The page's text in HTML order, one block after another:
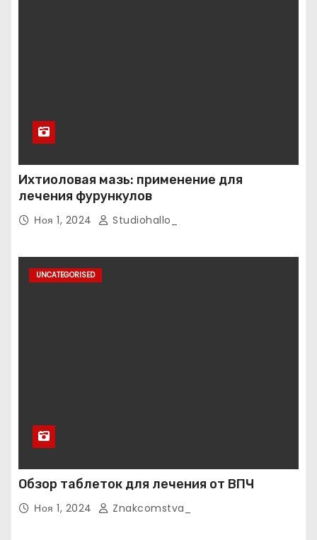
Ихтиоловая мазь: применение для
лечения фурункулов
Ноя 1, 2024 Studiohallo_
UNCATEGORISED
Обзор таблеток для лечения от ВПЧ
Ноя 1, 2024 Znakcomstva_